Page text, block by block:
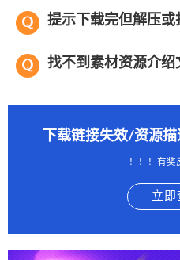
提示下载完但解压或
找不到素材资源介绍
下载链接失效/资源
！！！有奖
立即